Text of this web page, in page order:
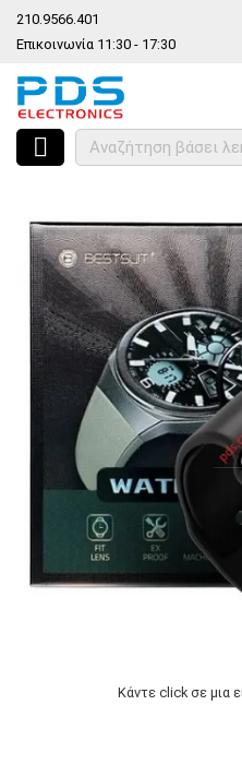
210.9566.401
Επικοινωνία 11:30 - 17:30
HOME Είδος Ανταλλακτικά
Κάντε click σε μια